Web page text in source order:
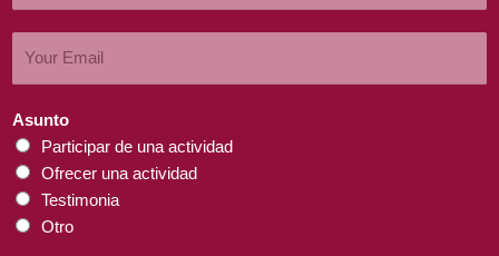
Asunto
Participar de una actividad
Ofrecer una actividad
Testimonia
Otro